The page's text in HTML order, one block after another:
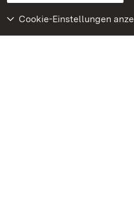
Cookie-Einstellungen
Weiteres